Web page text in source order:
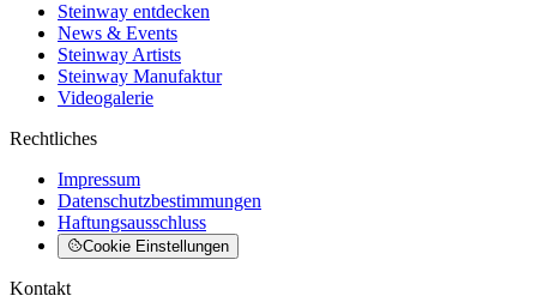
Steinway entdecken
News & Events
Steinway Artists
Steinway Manufaktur
Videogalerie
Rechtliches
Impressum
Datenschutzbestimmungen
Haftungsausschluss
Cookie Einstellungen
Kontakt